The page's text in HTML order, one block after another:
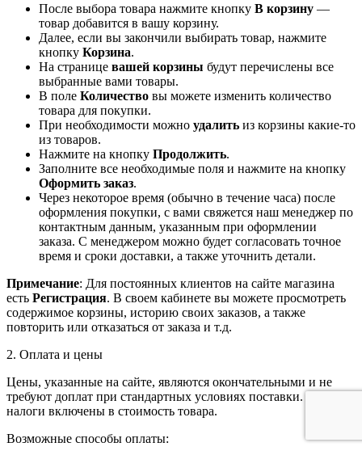
После выбора товара нажмите кнопку В корзину —
товар добавится в вашу корзину.
Далее, если вы закончили выбирать товар, нажмите
кнопку Корзина.
На странице вашей корзины будут перечислены все
выбранные вами товары.
В поле Количество вы можете изменить количество
товара для покупки.
При необходимости можно удалить из корзины какие-то
из товаров.
Нажмите на кнопку Продолжить.
Заполните все необходимые поля и нажмите на кнопку
Оформить заказ.
Через некоторое время (обычно в течение часа) после
оформления покупки, с вами свяжется наш менеджер по
контактным данным, указанным при оформлении
заказа. С менеджером можно будет согласовать точное
время и сроки доставки, а также уточнить детали.
Примечание: Для постоянных клиентов на сайте магазина
есть Регистрация. В своем кабинете вы можете просмотреть
содержимое корзины, историю своих заказов, а также
повторить или отказаться от заказа и т.д.
2. Оплата и цены
Цены, указанные на сайте, являются окончательными и не
требуют доплат при стандартных условиях поставки. Все
налоги включены в стоимость товара.
Возможные способы оплаты: